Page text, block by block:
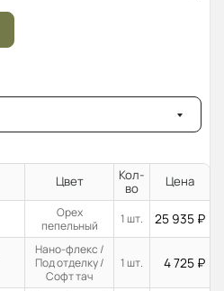
Цвет
Кол-
во
Цена
Орех
пепельный
1 шт. 25 935 ₽
Нано-флекс /
Под отделку /
Софт тач
1 шт. 4 725 ₽